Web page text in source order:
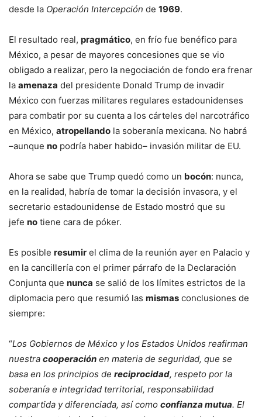
desde la Operación Intercepción de 1969.
El resultado real, pragmático, en frío fue benéfico para
México, a pesar de mayores concesiones que se vio
obligado a realizar, pero la negociación de fondo era frenar
la amenaza del presidente Donald Trump de invadir
México con fuerzas militares regulares estadounidenses
para combatir por su cuenta a los cárteles del narcotráfico
en México, atropellando la soberanía mexicana. No habrá
–aunque no podría haber habido– invasión militar de EU.
Ahora se sabe que Trump quedó como un bocón: nunca,
en la realidad, habría de tomar la decisión invasora, y el
secretario estadounidense de Estado mostró que su
jefe no tiene cara de póker.
Es posible resumir el clima de la reunión ayer en Palacio y
en la cancillería con el primer párrafo de la Declaración
Conjunta que nunca se salió de los límites estrictos de la
diplomacia pero que resumió las mismas conclusiones de
siempre:
“Los Gobiernos de México y los Estados Unidos reafirman
nuestra cooperación en materia de seguridad, que se
basa en los principios de reciprocidad, respeto por la
soberanía e integridad territorial, responsabilidad
compartida y diferenciada, así como confianza mutua. El